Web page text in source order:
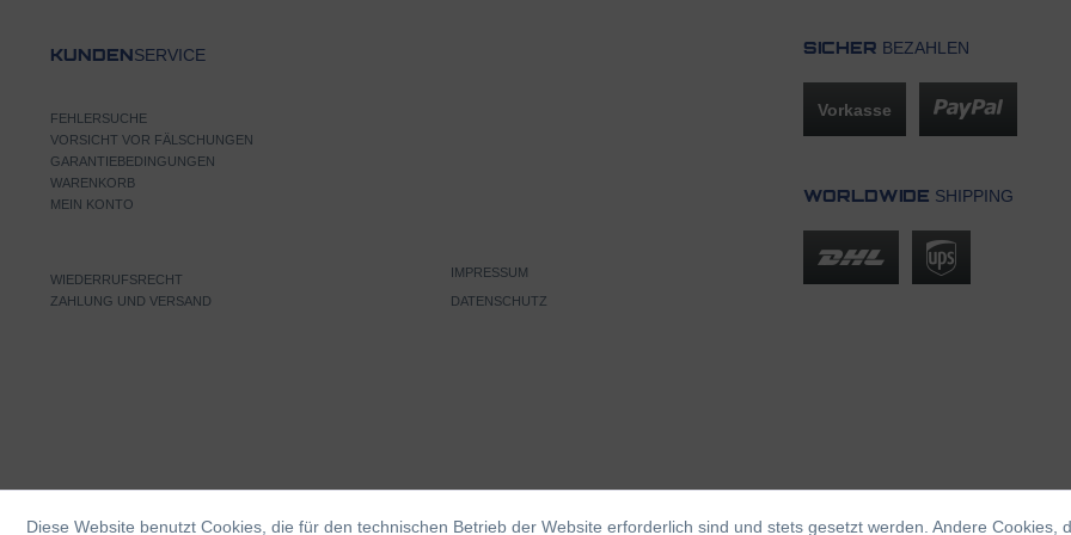
KUNDENSERVICE
FEHLERSUCHE
VORSICHT VOR FÄLSCHUNGEN
GARANTIEBEDINGUNGEN
WARENKORB
MEIN KONTO
WIEDERRUFSRECHT
ZAHLUNG UND VERSAND
IMPRESSUM
DATENSCHUTZ
SICHER BEZAHLEN
Vorkasse
WORLDWIDE SHIPPING
Diese Website benutzt Cookies, die für den technischen Betrieb der Website erforderlich sind und stets gesetzt werden. Andere Cookies,